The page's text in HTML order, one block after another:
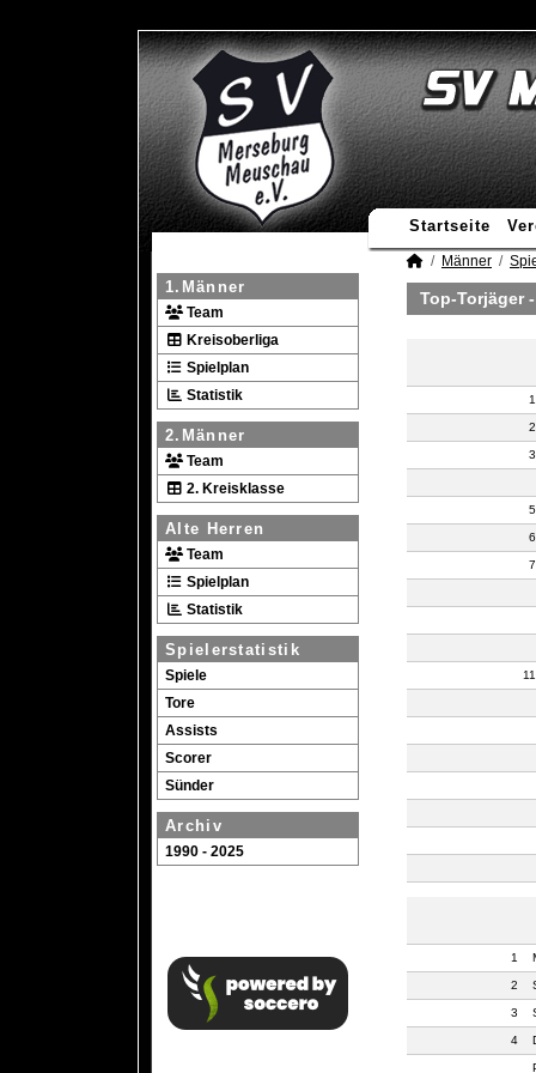
Startseite
1.Männer
Team
Kreisoberliga
Spielplan
Statistik
2.Männer
Team
2. Kreisklasse
Alte Herren
Team
Spielplan
Statistik
Spielerstatistik
Spiele
Tore
Assists
Scorer
Sünder
Archiv
1990 - 2025
Männer
Top-Torjäger
1
2
3
5
6
7
11
1
2
3
4